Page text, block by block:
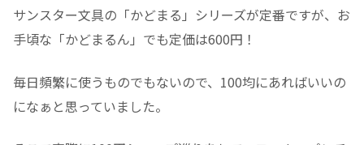
サンスター文具の「かどまる」シリーズが定番ですが、お
手頃な「かどまるん」でも定価は600円！
毎日頻繁に使うものでもないので、100均にあればいいの
になぁと思っていました。